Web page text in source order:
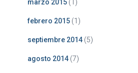
marzo 2015 (1)
febrero 2015 (1)
septiembre 2014 (5)
agosto 2014 (7)